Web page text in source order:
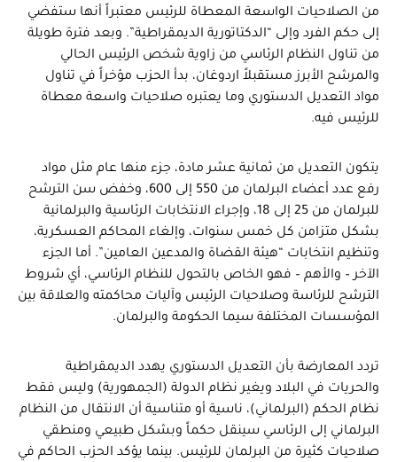
من الصلاحيات الواسعة المعطاة للرئيس معتبراً أنها ستفضي
إلى حكم الفرد وإلى “الدكتاتورية الديمقراطية”. وبعد فترة طويلة
من تناول النظام الرئاسي من زاوية شخص الرئيس الحالي
والمرشح الأبرز مستقبلاً اردوغان، بدأ الحزب مؤخراً في تناول
مواد التعديل الدستوري وما يعتبره صلاحيات واسعة معطاة
للرئيس فيه.
يتكون التعديل من ثمانية عشر مادة، جزء منها عام مثل مواد
رفع عدد أعضاء البرلمان من 550 إلى 600، وخفض سن الترشح
للبرلمان من 25 إلى 18، وإجراء الانتخابات الرئاسية والبرلمانية
بشكل متزامن كل خمس سنوات، وإلغاء المحاكم العسكرية،
وتنظيم انتخابات “هيئة القضاة والمدعين العامين”. أما الجزء
الآخر – والأهم – فهو الخاص بالتحول للنظام الرئاسي، أي شروط
الترشح للرئاسة وصلاحيات الرئيس وآليات محاكمته والعلاقة بين
المؤسسات المختلفة سيما الحكومة والبرلمان.
تردد المعارضة بأن التعديل الدستوري يهدد الديمقراطية
والحريات في البلاد ويغير نظام الدولة (الجمهورية) وليس فقط
نظام الحكم (البرلماني)، ناسية أو متناسية أن الانتقال من النظام
البرلماني إلى الرئاسي سينقل حكماً وبشكل طبيعي ومنطقي
صلاحيات كثيرة من البرلمان للرئيس. بينما يؤكد الحزب الحاكم في